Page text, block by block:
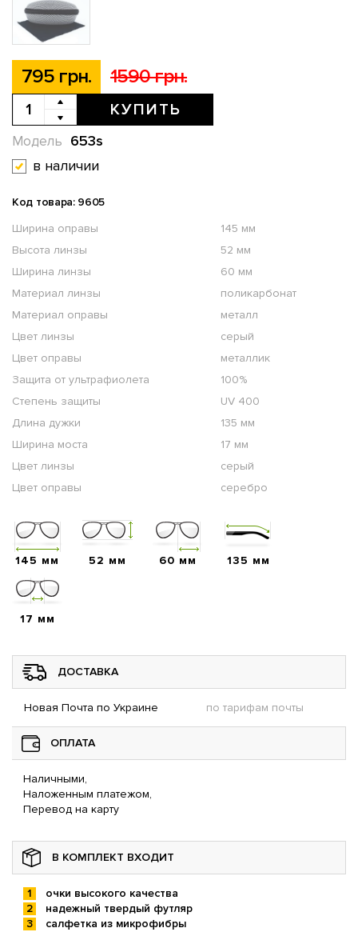
795 грн. 1590 грн.
КУПИТЬ
653s
Модель
в наличии
Код товара: 9605
Ширина оправы
145 мм
Высота линзы
52 мм
Ширина линзы
60 мм
Материал линзы
поликарбонат
Материал оправы
металл
Цвет линзы
серый
Цвет оправы
металлик
Защита от ультрафиолета
100%
Степень защиты
UV 400
Длина дужки
135 мм
Ширина моста
17 мм
Цвет линзы
серый
Цвет оправы
серебро
145 мм 52 мм 60 мм 135 мм
17 мм
ДОСТАВКА
Новая Почта по Украине по тарифам почты
ОПЛАТА
Наличными,
Наложенным платежом,
Перевод на карту
В КОМПЛЕКТ ВХОДИТ
очки высокого качества
надежный твердый футляр
салфетка из микрофибры